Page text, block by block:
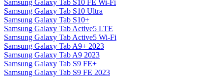
Samsung Galaxy Tab S10 FE Wi-Fi
Samsung Galaxy Tab S10 Ultra
Samsung Galaxy Tab S10+
Samsung Galaxy Tab Active5 LTE
Samsung Galaxy Tab Active5 Wi-Fi
Samsung Galaxy Tab A9+ 2023
Samsung Galaxy Tab A9 2023
Samsung Galaxy Tab S9 FE+
Samsung Galaxy Tab S9 FE 2023